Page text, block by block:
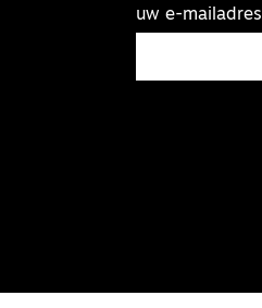
uw e-mailadres